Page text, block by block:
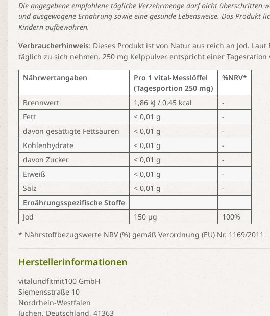
Die angegebene empfohlene tägliche Verzehrmenge darf nicht überschritten
und ausgewogene Ernährung sowie eine gesunde Lebensweise. Das
Kindern aufbewahren.
Verbraucherhinweis: Dieses Produkt ist von Natur aus reich an Jod.
täglich zu sich nehmen. 250 mg Kelppulver entspricht einer Tagesration
Nährwertangaben
Pro 1 vital-Messlöffel
(Tagesportion 250 mg)
%NRV*
Brennwert 1,86 kJ / 0,45 kcal
-
Fett
< 0,01 g
-
davon gesättigte Fettsäuren
< 0,01 g
-
Kohlenhydrate
< 0,01 g
-
davon Zucker
< 0,01 g
-
Eiweiß
< 0,01 g
-
Salz
< 0,01 g
-
Ernährungsspezifische Stoffe
Jod
150 µg
100%
* Nährstoffbezugswerte NRV (%) gemäß Verordnung (EU) Nr. 1169/2011
Herstellerinformationen
vitalundfitmit100 GmbH
Siemensstraße 10
Nordrhein-Westfalen
Jüchen, Deutschland, 41363